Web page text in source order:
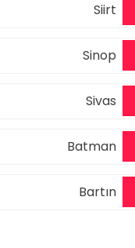
Siirt
Sinop
Sivas
Batman
Bartın